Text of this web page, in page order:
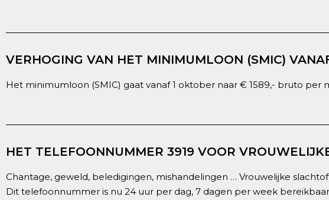
VERHOGING VAN HET MINIMUMLOON (SMIC)
Het minimumloon (SMIC) gaat vanaf 1 oktober naar € 1589,- bruto per
HET TELEFOONNUMMER 3919 VOOR
Chantage, geweld, beledigingen, mishandelingen … Vrouwelijke
Dit telefoonnummer is nu 24 uur per dag, 7 dagen per week